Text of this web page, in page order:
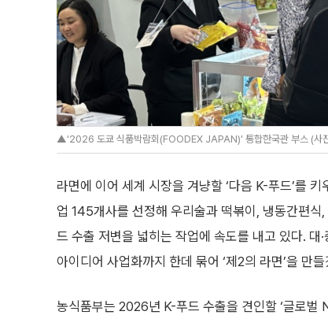
▲‘2026 도쿄 식품박람회(FOODEX JAPAN)’ 통합한국관 부스 (사
라면에 이어 세계 시장을 겨냥할 ‘다음 K-푸드’를
업 145개사를 선정해 우리술과 떡볶이, 냉동간편
드 수출 저변을 넓히는 작업에 속도를 내고 있다. 대
아이디어 사업화까지 한데 묶어 ‘제2의 라면’을 만
농식품부는 2026년 K-푸드 수출을 견인할 ‘글로벌